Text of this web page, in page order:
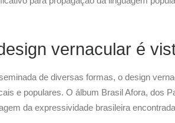
vernacular é
de diversas formas, o design
e populares. O álbum Brasil Afora, dos
da expressividade brasileira